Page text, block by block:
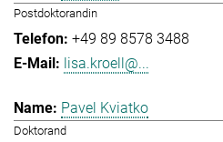
Postdoktorandin
+49 89 8578 3488
lisa.kroell@...
Pavel Kviatko
Doktorand